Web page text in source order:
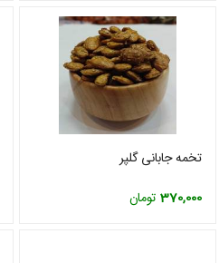
تخمه جابانی گلپر
370,000 تومان